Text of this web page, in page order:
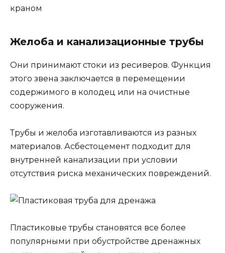
краном
Желоба и канализационные трубы
Они принимают стоки из ресиверов. Функция
этого звена заключается в перемещении
содержимого в колодец или на очистные
сооружения.
Трубы и желоба изготавливаются из разных
материалов. Асбестоцемент подходит для
внутренней канализации при условии
отсутствия риска механических повреждений.
Пластиковые трубы становятся все более
популярными при обустройстве дренажных